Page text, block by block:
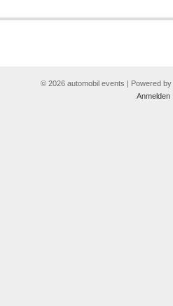
© 2026 automobil events | Powered by
Anmelden|